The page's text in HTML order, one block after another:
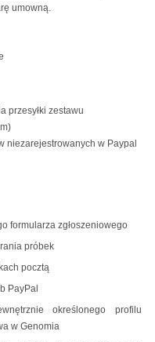
umowną.
przesyłki zestawu
niezarejestrowanych w Paypal
formularza zgłoszeniowego
próbek
pocztą
PayPal
określonego profilu
w Genomia